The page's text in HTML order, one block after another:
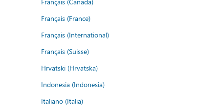
Français (France)
Français (International)
Français (Suisse)
Hrvatski (Hrvatska)
Indonesia (Indonesia)
Italiano (Italia)